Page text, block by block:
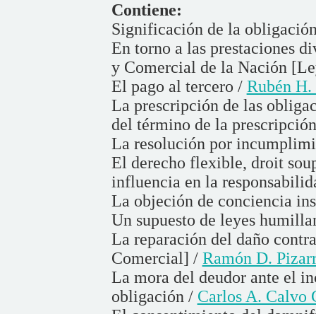
Contiene:
Significación de la
En torno a las prestaciones
y Comercial de la Nación
El pago al tercero / Rubén H.
La prescripción de las
del término de la
La resolución por
El derecho flexible, droit
influencia en la
La objeción de conciencia
Un supuesto de leyes
La reparación del daño
Comercial] / Ramón D.
La mora del deudor ante el
obligación / Carlos A. Calvo